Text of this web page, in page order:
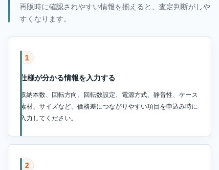
再販時に確認されやすい情報を揃えると、査定判断がしや
すくなります。
1
仕様が分かる情報を入力する
収納本数、回転方向、回転数設定、電源方式、静音性、ケース
素材、サイズなど、価格差につながりやすい項目を申込み時に
入力してください。
2